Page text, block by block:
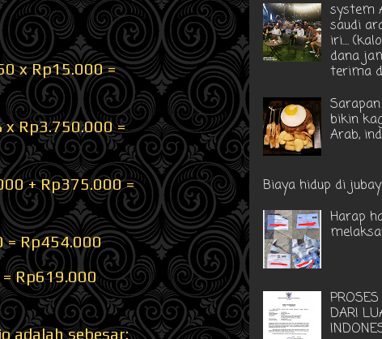
x Rp15.000 =
x Rp3.750.000 =
+ Rp375.000 =
= Rp454.000
Rp619.000
adalah sebesar:
system
saudi
iri....
dana
terima
bikin
Arab,
Biaya hidup di
Harap
DARI